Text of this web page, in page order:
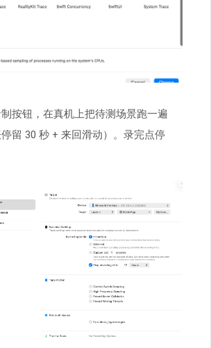
按钮，在真机上把待测场景跑一遍
停留 30 秒 + 来回滑动）。录完点停